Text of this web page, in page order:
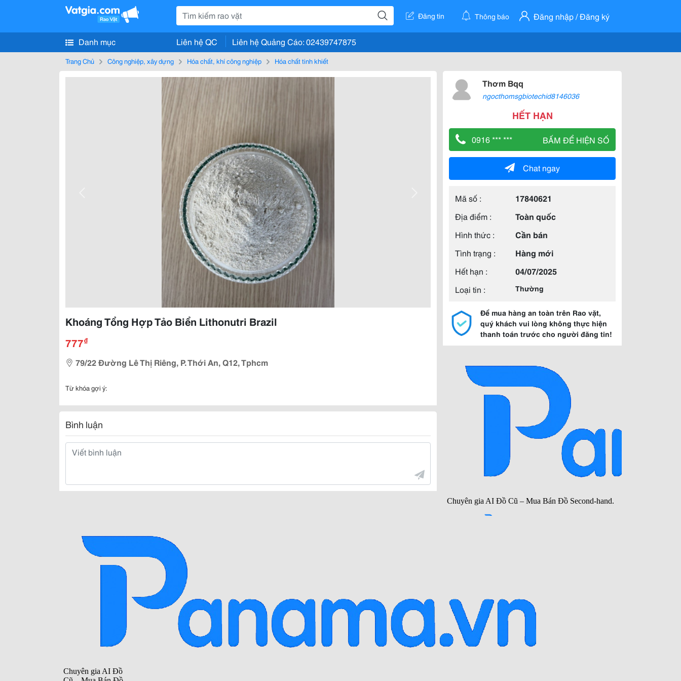
Đăng tin Thông báo Đăng nhập / Đăng ký
Danh mục Liên hệ QC Liên hệ Quảng Cáo: 02439747875
Trang Chủ Công nghiệp, xây dựng Hóa chất, khí công nghiệp Hóa chất tinh khiết
Khoáng Tổng Hợp Tảo Biển Lithonutri Brazil
777₫
79/22 Đường Lê Thị Riêng, P. Thới An, Q12, Tphcm
Từ khóa gợi ý:
Bình luận
Thơm Bqq
ngocthomsgbiotechid8146036
HẾT HẠN
0916 *** *** BẤM ĐỂ HIỆN SỐ
Chat ngay
Mã số :
17840621
Địa điểm :
Toàn quốc
Hình thức :
Cần bán
Tình trạng :
Hàng mới
Hết hạn :
04/07/2025
Loại tin :
Thường
Để mua hàng an toàn trên Rao vặt,
quý khách vui lòng không thực hiện
thanh toán trước cho người đăng tin!